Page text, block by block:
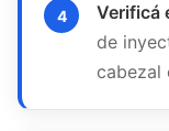
Verificá
de
cabezal